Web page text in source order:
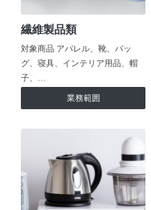
繊維製品類
対象商品 アパレル、靴、バッ
グ、寝具、インテリア用品、帽
子、…
業務範囲